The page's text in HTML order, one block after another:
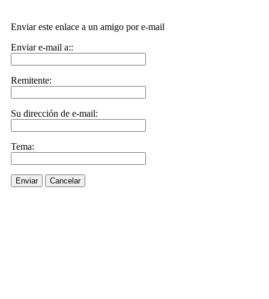
Enviar este enlace a un amigo por e-mail
Enviar e-mail a::
Remitente:
Su dirección de e-mail:
Tema:
Enviar Cancelar